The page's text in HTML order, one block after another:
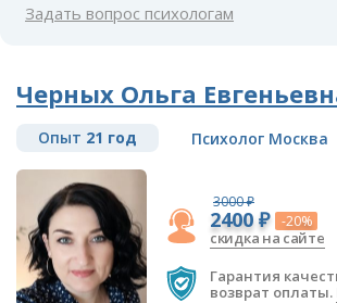
Задать вопрос психологам
Черных Ольга
Опыт 21 год Психолог Москва
3000 ₽
2400 ₽ -20%
скидка на сайте
Гарантия
возврат оплаты.